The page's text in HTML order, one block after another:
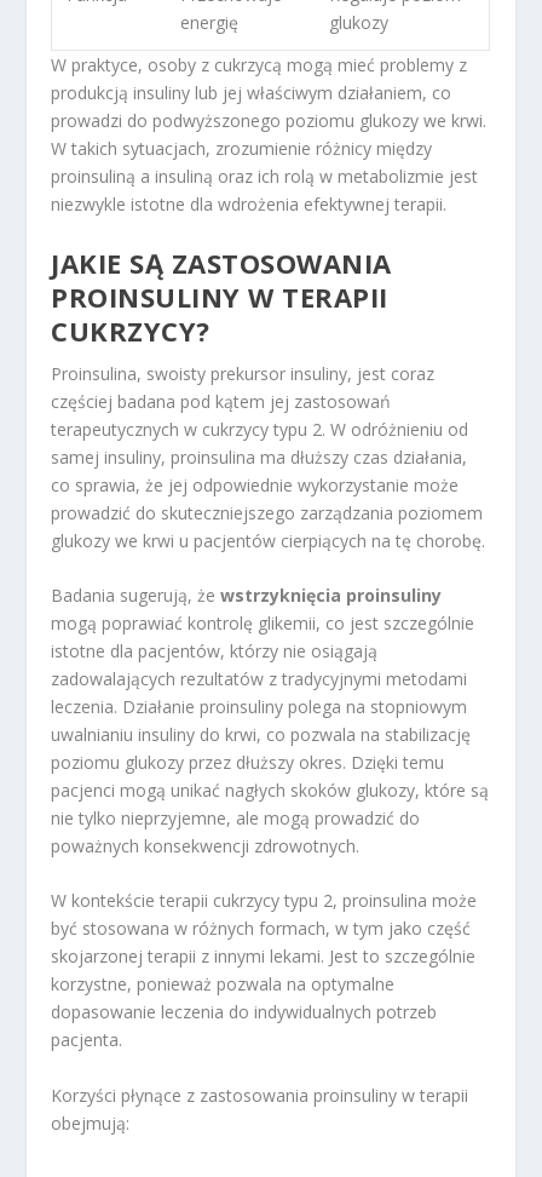
energię
glukozy
W praktyce, osoby z cukrzycą mogą mieć problemy z
produkcją insuliny lub jej właściwym działaniem, co
prowadzi do podwyższonego poziomu glukozy we krwi.
W takich sytuacjach, zrozumienie różnicy między
proinsuliną a insuliną oraz ich rolą w metabolizmie jest
niezwykle istotne dla wdrożenia efektywnej terapii.
JAKIE SĄ ZASTOSOWANIA
PROINSULINY W TERAPII
CUKRZYCY?
Proinsulina, swoisty prekursor insuliny, jest coraz
częściej badana pod kątem jej zastosowań
terapeutycznych w cukrzycy typu 2. W odróżnieniu od
samej insuliny, proinsulina ma dłuższy czas działania,
co sprawia, że jej odpowiednie wykorzystanie może
prowadzić do skuteczniejszego zarządzania poziomem
glukozy we krwi u pacjentów cierpiących na tę chorobę.
Badania sugerują, żewstrzyknięcia proinsuliny
mogą poprawiać kontrolę glikemii, co jest szczególnie
istotne dla pacjentów, którzy nie osiągają
zadowalających rezultatów z tradycyjnymi metodami
leczenia. Działanie proinsuliny polega na stopniowym
uwalnianiu insuliny do krwi, co pozwala na stabilizację
poziomu glukozy przez dłuższy okres. Dzięki temu
pacjenci mogą unikać nagłych skoków glukozy, które są
nie tylko nieprzyjemne, ale mogą prowadzić do
poważnych konsekwencji zdrowotnych.
W kontekście terapii cukrzycy typu 2, proinsulina może
być stosowana w różnych formach, w tym jako część
skojarzonej terapii z innymi lekami. Jest to szczególnie
korzystne, ponieważ pozwala na optymalne
dopasowanie leczenia do indywidualnych potrzeb
pacjenta.
Korzyści płynące z zastosowania proinsuliny w terapii
obejmują: